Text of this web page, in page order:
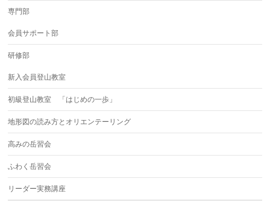
専門部
会員サポート部
研修部
新入会員登山教室
初級登山教室 「はじめの一歩」
地形図の読み方とオリエンテーリング
高みの岳習会
ふわく岳習会
リーダー実務講座